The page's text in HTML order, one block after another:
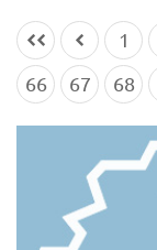
1
66
67 68